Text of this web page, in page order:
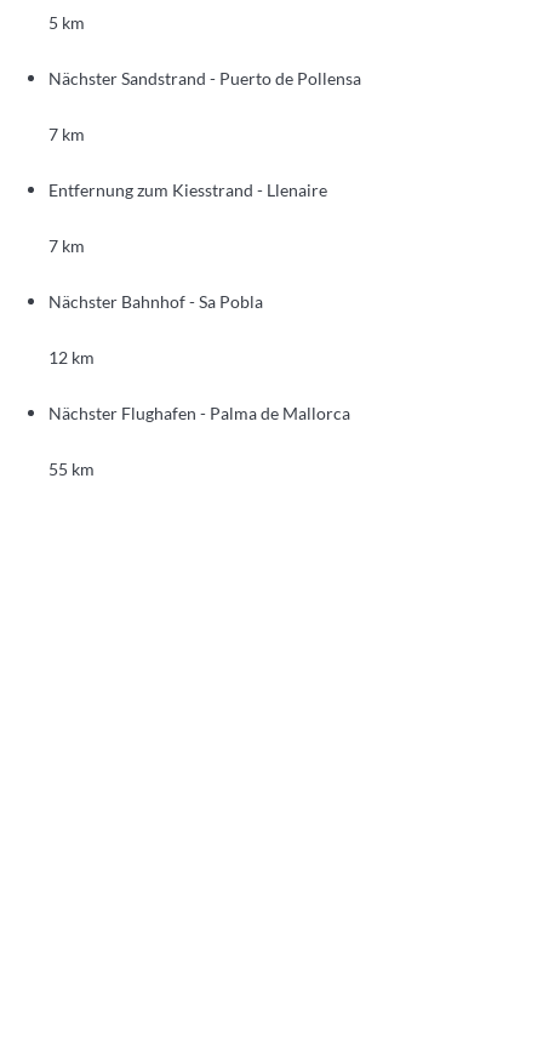
5 km
Nächster Sandstrand - Puerto de Pollensa
7 km
Entfernung zum Kiesstrand - Llenaire
7 km
Nächster Bahnhof - Sa Pobla
12 km
Nächster Flughafen - Palma de Mallorca
55 km